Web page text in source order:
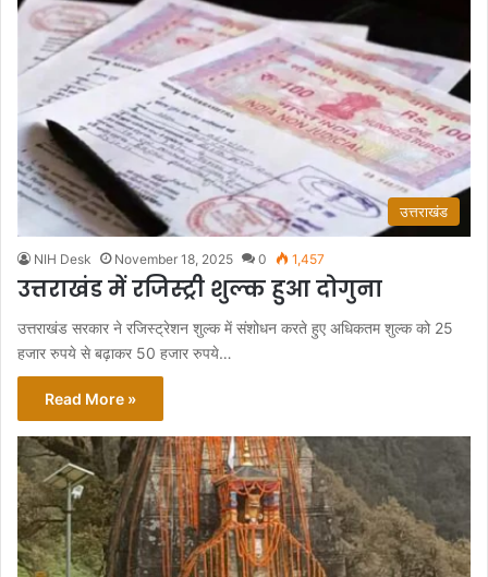
उत्तराखंड
NIH Desk November 18, 2025 0 1,457
उत्तराखंड में रजिस्ट्री शुल्क हुआ दोगुना
उत्तराखंड सरकार ने रजिस्ट्रेशन शुल्क में संशोधन करते हुए अधिकतम शुल्क को 25
हजार रुपये से बढ़ाकर 50 हजार रुपये…
Read More »